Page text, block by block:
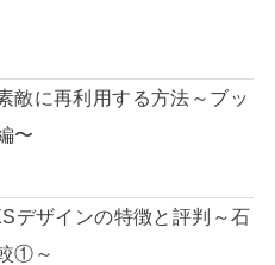
敵に再利用する方法～ブッ
〜
デザインの特徴と評判～石
①～